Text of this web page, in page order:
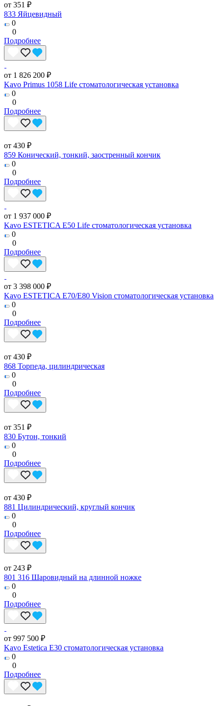
от 351 ₽
833 Яйцевидный
0
0
Подробнее
от 1 826 200 ₽
Kavo Primus 1058 Life стоматологическая установка
0
0
Подробнее
от 430 ₽
859 Конический, тонкий, заостренный кончик
0
0
Подробнее
от 1 937 000 ₽
Kavo ESTETICA E50 Life стоматологическая установка
0
0
Подробнее
от 3 398 000 ₽
Kavo ESTETICA E70/E80 Vision стоматологическая установка
0
0
Подробнее
от 430 ₽
868 Торпеда, цилиндрическая
0
0
Подробнее
от 351 ₽
830 Бутон, тонкий
0
0
Подробнее
от 430 ₽
881 Цилиндрический, круглый кончик
0
0
Подробнее
от 243 ₽
801 316 Шаровидный на длинной ножке
0
0
Подробнее
от 997 500 ₽
Kavo Estetica E30 стоматологическая установка
0
0
Подробнее